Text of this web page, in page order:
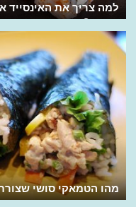
למה צריך את האינסייד
הסושי?
מהו הטמאקי סושי